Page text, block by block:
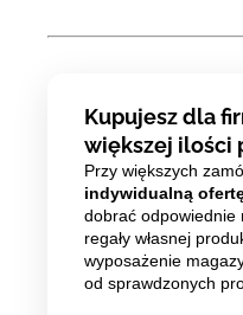
Kupujesz dla
większej ilości
Przy większych
indywidualną
dobrać odpowiednie
regały własnej
wyposażenie
od sprawdzonych